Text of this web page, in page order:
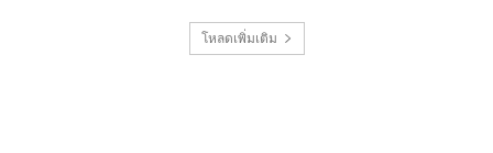
โหลดเพิ่มเติม